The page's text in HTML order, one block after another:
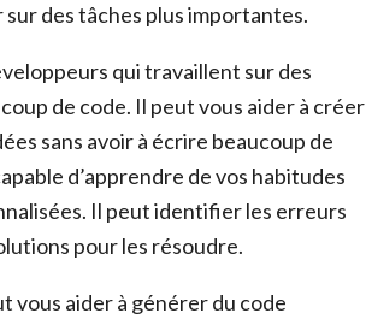
des tâches plus importantes.
qui travaillent sur des
de code. Il peut vous aider à créer
sans avoir à écrire beaucoup de
d’apprendre de vos habitudes
Il peut identifier les erreurs
pour les résoudre.
vous aider à générer du code